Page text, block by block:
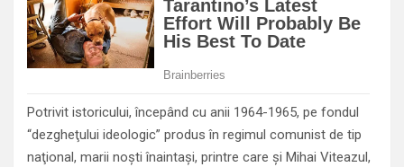
Potrivit istoricului, începând cu anii 1964-1965, pe fondul
“dezgheţului ideologic” produs în regimul comunist de tip
naţional, marii noşti înaintaşi, printre care şi Mihai Viteazul,